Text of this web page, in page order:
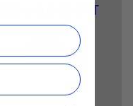
BIDON DE SPORT